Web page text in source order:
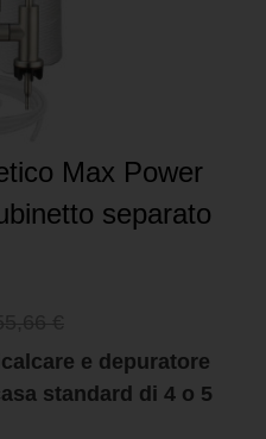
Max Power
separato
e depuratore
standard di 4 o 5